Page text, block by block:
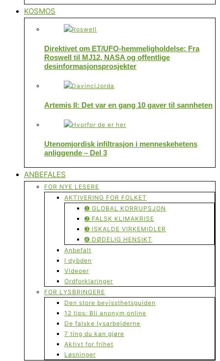
KOSMOS
Direktivet om ET/UFO-hemmeligholdelse: Fra
Roswell til MJ12, NASA og offentlige
desinformasjonsprosjekter
Artemis II: Det var en gang 10 gaver til sannheten
Utenomjordisk infiltrasjon i menneskehetens
anliggende – Del 3
ANBEFALES
FOR NYE LESERE
AKTIVERING FOR FOLKET
➊ GLOBAL KORRUPSJON
➋ FALSK KLIMAKRISE
➌ ISKALDE VIRKEMIDLER
➍ DØDELIG HENSIKT
Anbefalt
I dybden
Videoer
Ordforklaringer
FOR LYSBRINGERE
Den store bevissthetsguiden
12 tips: Bli anonym online
De falske lysarbeiderne
7 ting du kan gjøre
Aktivt for frihet
Løsninger